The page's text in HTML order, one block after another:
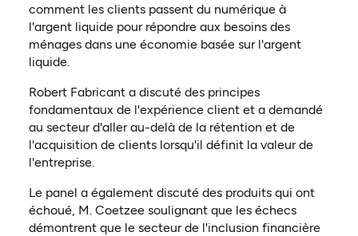
comment les clients passent du numérique à
l'argent liquide pour répondre aux besoins des
ménages dans une économie basée sur l'argent
liquide.
Robert Fabricant a discuté des principes
fondamentaux de l'expérience client et a demandé
au secteur d'aller au-delà de la rétention et de
l'acquisition de clients lorsqu'il définit la valeur de
l'entreprise.
Le panel a également discuté des produits qui ont
échoué, M. Coetzee soulignant que les échecs
démontrent que le secteur de l'inclusion financière